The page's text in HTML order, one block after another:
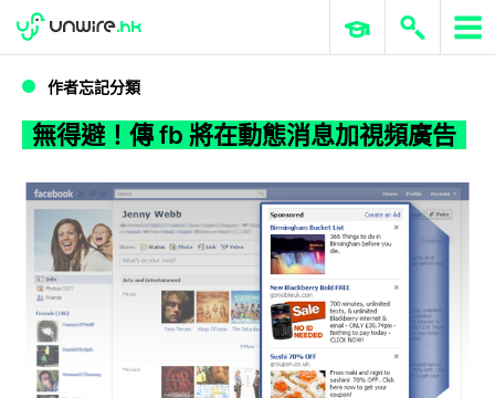
無得避！傳 fb 將在動態消息加視頻廣告
WWDC 2026 ERP 與商業 AI
作者忘記分類
無得避！傳 fb 將在動態消息加視頻廣告